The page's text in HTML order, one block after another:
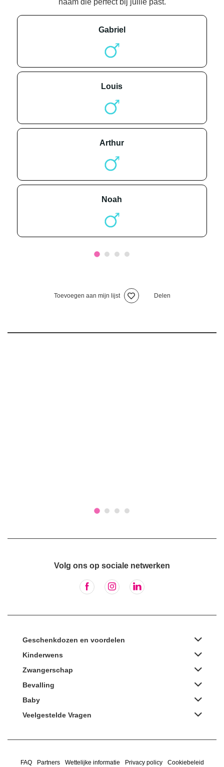
naam die perfect bij jullie past.
gabriel
louis
arthur
noah
Toevoegen aan mijn lijst Delen
Volg ons op sociale netwerken
Geschenkdozen en voordelen
Kinderwens
Zwangerschap
Bevalling
Baby
Veelgestelde Vragen
FAQ Partners Wettelijke informatie Privacy policy Cookiebeleid